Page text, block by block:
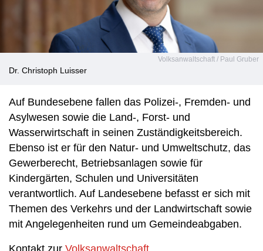
Volksanwaltschaft / Paul Gruber
Dr. Christoph Luisser
Auf Bundesebene fallen das Polizei-, Fremden- und
Asylwesen sowie die Land-, Forst- und
Wasserwirtschaft in seinen Zuständigkeitsbereich.
Ebenso ist er für den Natur- und Umweltschutz, das
Gewerberecht, Betriebsanlagen sowie für
Kindergärten, Schulen und Universitäten
verantwortlich. Auf Landesebene befasst er sich mit
Themen des Verkehrs und der Landwirtschaft sowie
mit Angelegenheiten rund um Gemeindeabgaben.